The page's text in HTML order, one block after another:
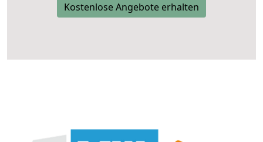
Kostenlose Angebote erhalten